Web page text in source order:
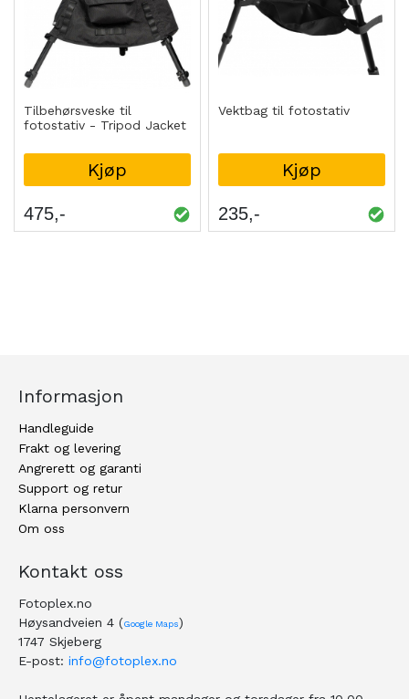
Tilbehørsveske til
fotostativ - Tripod Jacket
Kjøp
475
Vektbag til fotostativ
Kjøp
235
Informasjon
Handleguide
Frakt og levering
Angrerett og garanti
Support og retur
Klarna personvern
Om oss
Kontakt oss
Fotoplex.no
Høysandveien 4 (Google Maps)
1747 Skjeberg
E-post: info@fotoplex.no